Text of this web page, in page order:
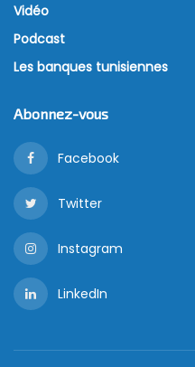
Vidéo
Podcast
Les banques tunisiennes
Abonnez-vous
Facebook
Twitter
Instagram
LinkedIn